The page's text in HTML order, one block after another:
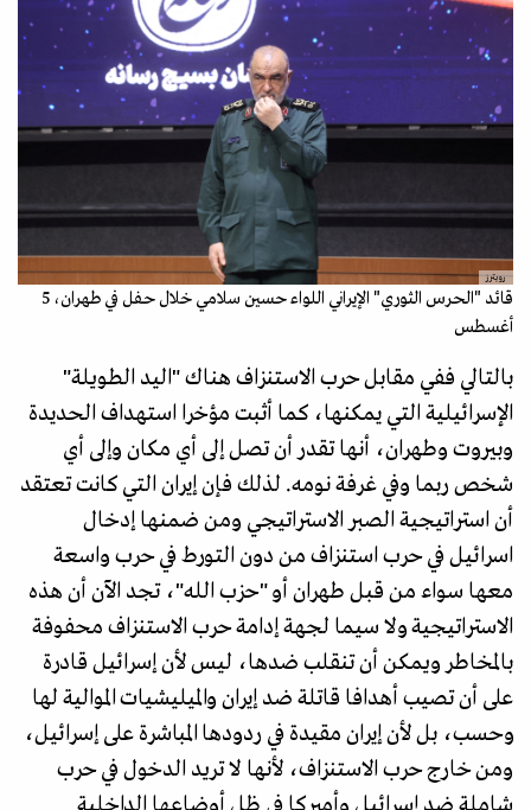
رويترز
قائد "الحرس الثوري" الإيراني اللواء حسين سلامي خلال حفل في طهران، 5
أغسطس
بالتالي ففي مقابل حرب الاستنزاف هناك "اليد الطويلة"
الإسرائيلية التي يمكنها، كما أثبت مؤخرا استهداف الحديدة
وبيروت وطهران، أنها تقدر أن تصل إلى أي مكان وإلى أي
شخص ربما وفي غرفة نومه. لذلك فإن إيران التي كانت تعتقد
أن استراتيجية الصبر الاستراتيجي ومن ضمنها إدخال
اسرائيل في حرب استنزاف من دون التورط في حرب واسعة
معها سواء من قبل طهران أو "حزب الله"، تجد الآن أن هذه
الاستراتيجية ولا سيما لجهة إدامة حرب الاستنزاف محفوفة
بالمخاطر ويمكن أن تنقلب ضدها، ليس لأن إسرائيل قادرة
على أن تصيب أهدافا قاتلة ضد إيران والميليشيات الموالية لها
وحسب، بل لأن إيران مقيدة في ردودها المباشرة على إسرائيل،
ومن خارج حرب الاستنزاف، لأنها لا تريد الدخول في حرب